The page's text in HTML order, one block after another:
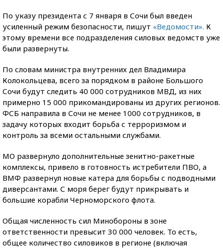
По указу президента с 7 января в Сочи был введен
усиленный режим безопасности, пишут «Ведомости». К
этому времени все подразделения силовых ведомств уже
были развернуты.
По словам министра внутренних дел Владимира
Колокольцева, всего за порядком в районе Большого
Сочи будут следить 40 000 сотрудников МВД, из них
примерно 15 000 прикомандированы из других регионов.
ФСБ направила в Сочи не менее 1000 сотрудников, в
задачу которых входит борьба с терроризмом и
контроль за всеми остальными службами.
МО развернуло дополнительные зенитно-ракетные
комплексы, привело в готовность истребители ПВО, а
ВМФ развернул новые катера для борьбы с подводными
диверсантами. С моря берег будут прикрывать и
большие корабли Черноморского флота.
Общая численность сил Минобороны в зоне
ответственности превысит 30 000 человек. То есть,
общее количество силовиков в регионе (включая